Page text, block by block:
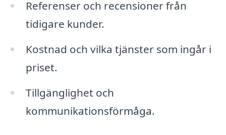
Referenser och recensioner från
tidigare kunder.
Kostnad och vilka tjänster som ingår i
priset.
Tillgänglighet och
kommunikationsförmåga.